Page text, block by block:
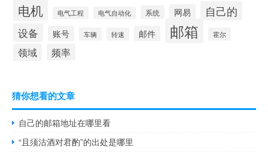
电机 电气工程 电气自动化 系统 网易 自己的
设备 账号 车辆 转速 邮件 邮箱 霍尔
领域 频率
猜你想看的文章
自己的邮箱地址在哪里看
“且须沽酒对君酌”的出处是哪里